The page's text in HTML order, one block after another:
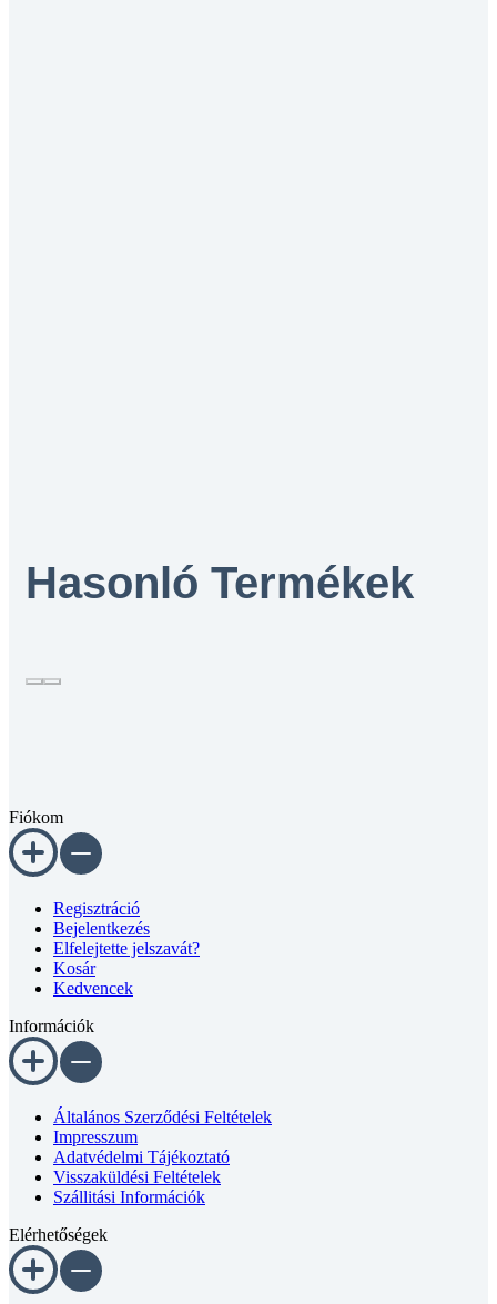
Hasonló Termékek
Fiókom
Regisztráció
Bejelentkezés
Elfelejtette jelszavát?
Kosár
Kedvencek
Információk
Általános Szerződési Feltételek
Impresszum
Adatvédelmi Tájékoztató
Visszaküldési Feltételek
Szállitási Információk
Elérhetőségek